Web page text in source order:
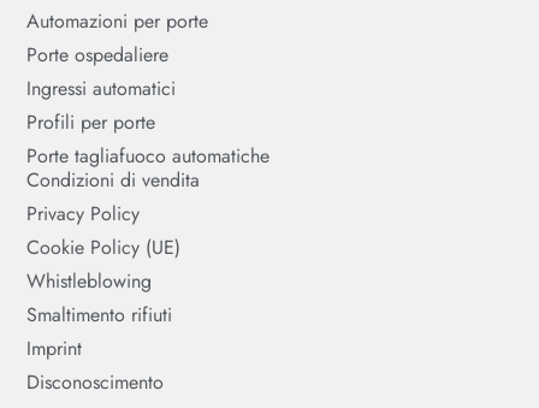
Automazioni per porte
Porte ospedaliere
Ingressi automatici
Profili per porte
Porte tagliafuoco automatiche
Condizioni di vendita
Privacy Policy
Cookie Policy (UE)
Whistleblowing
Smaltimento rifiuti
Imprint
Disconoscimento